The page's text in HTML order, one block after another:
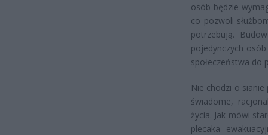
osób będzie
co pozwoli
potrzebują.
pojedynczych
społeczeństwa do
Nie chodzi o sianie
świadome,
życia. Jak mówi
plecaka